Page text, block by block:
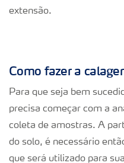
extensão.
Como fazer a
Para que seja bem
precisa começar com a
coleta de amostras. A
do solo, é necessário
que será utilizado para